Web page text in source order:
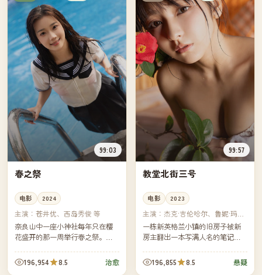
99:03
春之祭
电影 2024
主演： 苍井优、西岛秀俊 等
奈良山中一座小神社每年只在樱
花盛开的那一周举行春之祭。今
回家乡的小女孩，意外卷进了祭
典背后的家族纠葛。
196,954 8.5 治愈
99:57
教堂北街三号
电影 2023
主演：杰克·吉伦哈尔、鲁妮·玛拉
等
一栋新英格兰小镇的旧房子被新
房主翻出一本写满人名的笔记
名字都是过去三十年里在这栋屋
子前停过车的人。
196,855 8.5 悬疑